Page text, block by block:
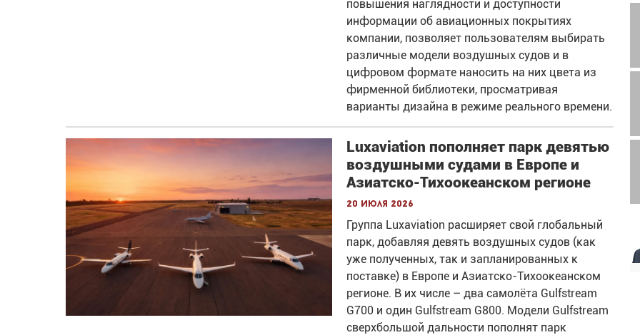
повышения наглядности и доступности
информации об авиационных покрытиях
компании, позволяет пользователям выбирать
различные модели воздушных судов и в
цифровом формате наносить на них цвета из
фирменной библиотеки, просматривая
варианты дизайна в режиме реального времени.
Luxaviation пополняет парк девятью
воздушными судами в Европе и
Азиатско-Тихоокеанском регионе
20 июля 2026
Группа Luxaviation расширяет свой глобальный
парк, добавляя девять воздушных судов (как
уже полученных, так и запланированных к
поставке) в Европе и Азиатско-Тихоокеанском
регионе. В их числе – два самолёта Gulfstream
G700 и один Gulfstream G800. Модели Gulfstream
сверхбольшой дальности пополнят парк